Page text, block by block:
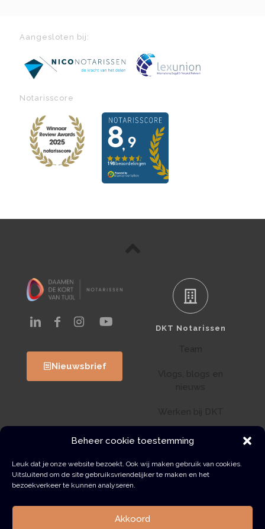
Beheer cookie toestemming
Leuk dat je onze website bezoekt. Ook wij maken gebruik van cookies.
Uitsluitend om de site gebruiksvriendelijker te maken en het
bezoekverkeer te kunnen analyseren.
Akkoord
Aangesloten bij:
Notarisscore
Nieuwsbrief
DKT Notarissen
Klantenportaal
Wwft